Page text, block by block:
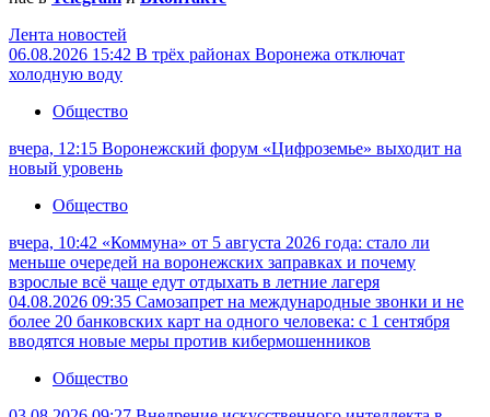
Лента новостей
06.08.2026 15:42 В трёх районах Воронежа отключат
холодную воду
Общество
вчера, 12:15 Воронежский форум «Цифроземье» выходит на
новый уровень
Общество
вчера, 10:42 «Коммуна» от 5 августа 2026 года: стало ли
меньше очередей на воронежских заправках и почему
взрослые всё чаще едут отдыхать в летние лагеря
04.08.2026 09:35 Самозапрет на международные звонки и не
более 20 банковских карт на одного человека: с 1 сентября
вводятся новые меры против кибермошенников
Общество